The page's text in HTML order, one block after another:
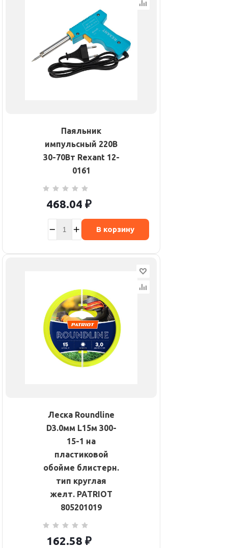
Паяльник
импульсный 220В
30-70Вт Rexant 12-
0161
468.04 ₽
В корзину
Леска Roundline
D3.0мм L15м 300-
15-1 на
пластиковой
обойме блистерн.
тип круглая
желт. PATRIOT
805201019
162.58 ₽